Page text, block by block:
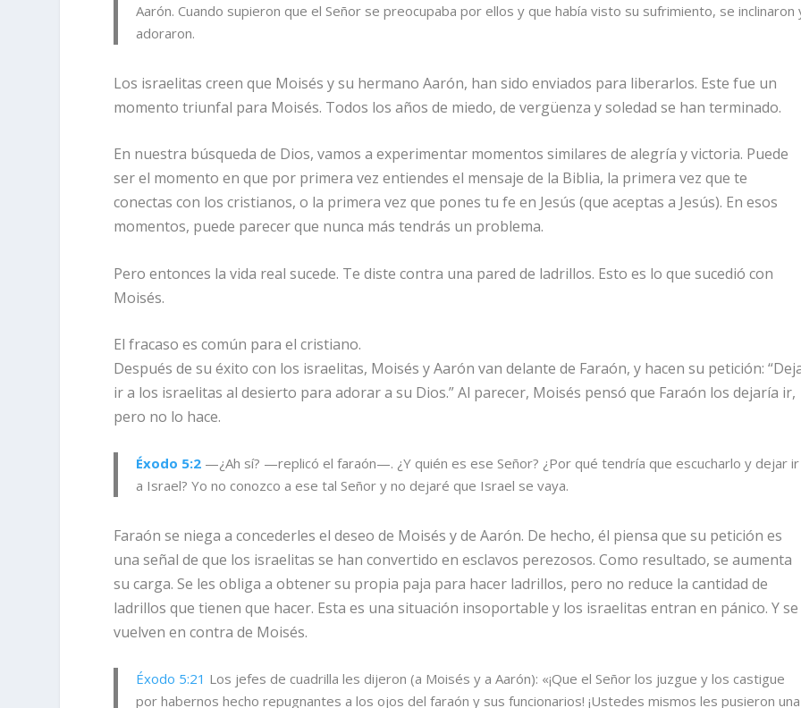
Aarón. Cuando supieron que el Señor se preocupaba por ellos y que había visto su sufrimiento, se inclinaron
adoraron.
Los israelitas creen que Moisés y su hermano Aarón, han sido enviados para liberarlos. Este fue un
momento triunfal para Moisés. Todos los años de miedo, de vergüenza y soledad se han terminado.
En nuestra búsqueda de Dios, vamos a experimentar momentos similares de alegría y victoria. Puede
ser el momento en que por primera vez entiendes el mensaje de la Biblia, la primera vez que te
conectas con los cristianos, o la primera vez que pones tu fe en Jesús (que aceptas a Jesús). En esos
momentos, puede parecer que nunca más tendrás un problema.
Pero entonces la vida real sucede. Te diste contra una pared de ladrillos. Esto es lo que sucedió con
Moisés.
El fracaso es común para el cristiano.
Después de su éxito con los israelitas, Moisés y Aarón van delante de Faraón, y hacen su petición:
ir a los israelitas al desierto para adorar a su Dios.” Al parecer, Moisés pensó que Faraón los dejaría ir,
pero no lo hace.
Éxodo 5:2 —¿Ah sí? —replicó el faraón—. ¿Y quién es ese Señor? ¿Por qué tendría que escucharlo y dejar ir
a Israel? Yo no conozco a ese tal Señor y no dejaré que Israel se vaya.
Faraón se niega a concederles el deseo de Moisés y de Aarón. De hecho, él piensa que su petición es
una señal de que los israelitas se han convertido en esclavos perezosos. Como resultado, se aumenta
su carga. Se les obliga a obtener su propia paja para hacer ladrillos, pero no reduce la cantidad de
ladrillos que tienen que hacer. Esta es una situación insoportable y los israelitas entran en pánico. Y se
vuelven en contra de Moisés.
Éxodo 5:21 Los jefes de cuadrilla les dijeron (a Moisés y a Aarón): «¡Que el Señor los juzgue y los castigue
por habernos hecho repugnantes a los ojos del faraón y sus funcionarios! ¡Ustedes mismos les pusieron una